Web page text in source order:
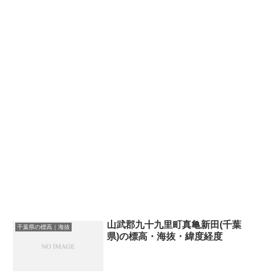
千葉県の標高｜海抜
山武郡九十九里町真亀新田(千葉
県)の標高・海抜・緯度経度